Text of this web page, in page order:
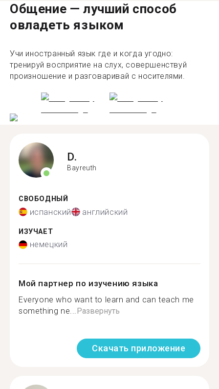
Общение — лучший способ
овладеть языком
Учи иностранный язык где и когда угодно:
тренируй восприятие на слух, совершенствуй
произношение и разговаривай с носителями.
D.
Bayreuth
СВОБОДНЫЙ
испанский английский
ИЗУЧАЕТ
немецкий
Мой партнер по изучению языка
Everyone who want to learn and can teach me
something ne...Развернуть
Скачать приложение